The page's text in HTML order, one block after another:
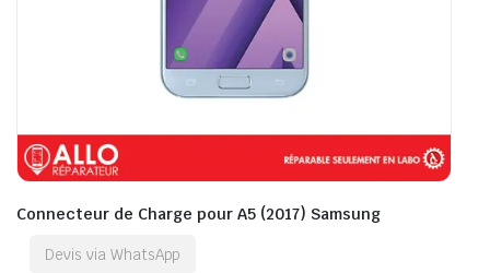
Connecteur de Charge pour A5 (2017) Samsung
Devis via WhatsApp